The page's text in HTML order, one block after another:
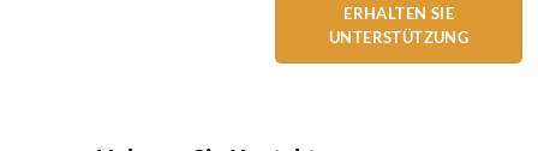
ERHALTEN SIE
UNTERSTÜTZUNG